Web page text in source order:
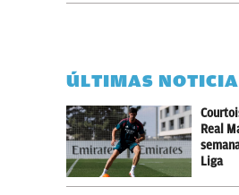
ÚLTIMAS
Real
Liga